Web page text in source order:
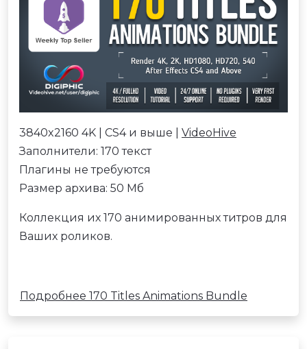
3840x2160 4K | CS4 и выше | VideoHive
Заполнители: 170 текст
Плагины не требуются
Размер архива: 50 Мб
Коллекция их 170 анимированных титров для
Ваших роликов.
Подробнее 170 Titles Animations Bundle